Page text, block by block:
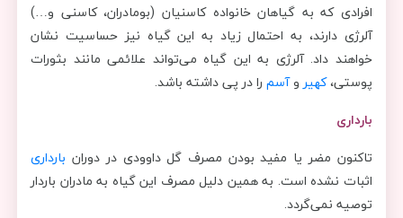
افرادی که به گیاهان خانواده کاسنیان (بومادران، کاسنی و…)
آلرژی دارند، به احتمال زیاد به این گیاه نیز حساسیت نشان
خواهند داد. آلرژی به این گیاه می‌تواند علائمی مانند بثورات
پوستی،کهیروآسم را در پی داشته باشد.
بارداری
تاکنون مضر یا مفید بودن مصرف گل داوودی در دوران بارداری
اثبات نشده است. به همین دلیل مصرف این گیاه به مادران باردار
توصیه نمی‌گردد.